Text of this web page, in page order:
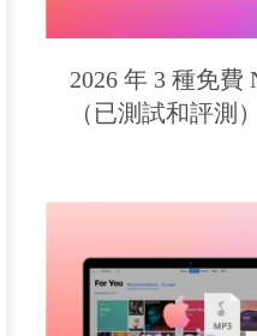
2026 年 3 種免費
（已測試和評測）